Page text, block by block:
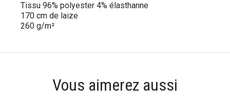
Tissu 96% polyester 4% élasthanne
170 cm de laize
260 g/m²
Vous aimerez aussi